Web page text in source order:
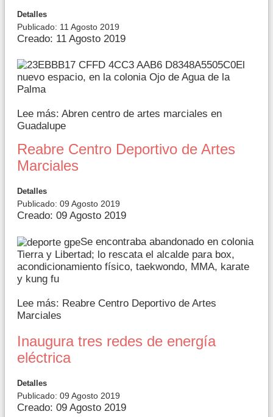
Detalles
Publicado: 11 Agosto 2019
Creado: 11 Agosto 2019
El
nuevo espacio, en la colonia Ojo de Agua de la
Palma
Lee más: Abren centro de artes marciales en
Guadalupe
Reabre Centro Deportivo de Artes
Marciales
Detalles
Publicado: 09 Agosto 2019
Creado: 09 Agosto 2019
Se encontraba abandonado en colonia
Tierra y Libertad; lo rescata el alcalde para box,
acondicionamiento físico, taekwondo, MMA, karate
y kung fu
Lee más: Reabre Centro Deportivo de Artes
Marciales
Inaugura tres redes de energía
eléctrica
Detalles
Publicado: 09 Agosto 2019
Creado: 09 Agosto 2019